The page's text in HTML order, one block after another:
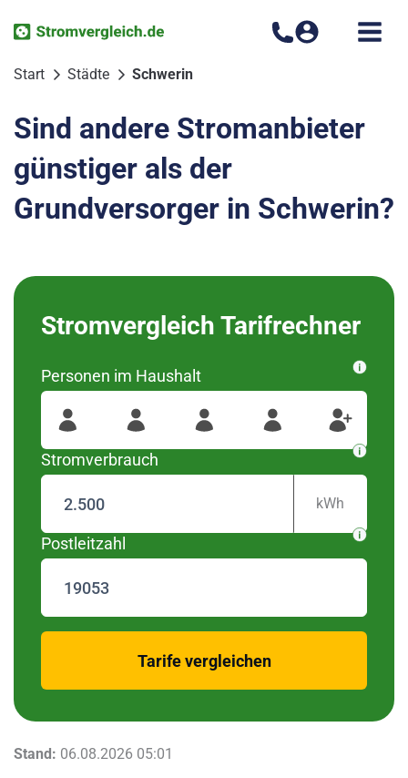
Inhalt
Start
Städte Schwerin
Sind andere Stromanbieter
günstiger als der
Grundversorger in Schwerin?
Stromvergleich Tarifrechner
Personen im Haushalt
Stromverbrauch
kWh
Postleitzahl
Tarife vergleichen
Bitte wählen Sie Ihren
Ortsteil aus
Für Ihre Postleitzahl
19053
wurden diese Regionen
gefunden
Stand: 06.08.2026 05:01